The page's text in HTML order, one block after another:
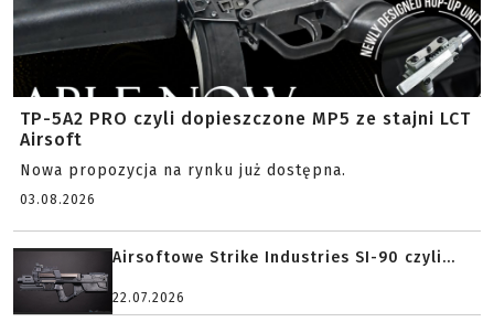
TP-5A2 PRO czyli dopieszczone MP5 ze stajni LCT
Airsoft
Nowa propozycja na rynku już dostępna.
03.08.2026
Airsoftowe Strike Industries SI-90 czyli...
22.07.2026